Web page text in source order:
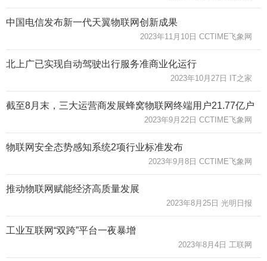
中国电信发布新一代天翼物联网创新成果
2023年11月10日 CCTIME飞象网
北上广已实现自动驾驶出行服务准商业化运行
2023年10月27日 IT之家
截至8月末，三大运营商发展蜂窝物联网终端用户21.77亿户
2023年9月22日 CCTIME飞象网
物联网安全态势感知系统2项行业标准发布
2023年9月8日 CCTIME飞象网
推动物联网赋能经济高质量发展
2023年8月25日 光明日报
工业互联网“双跨”平台一夜暴增
2023年8月4日 工联网